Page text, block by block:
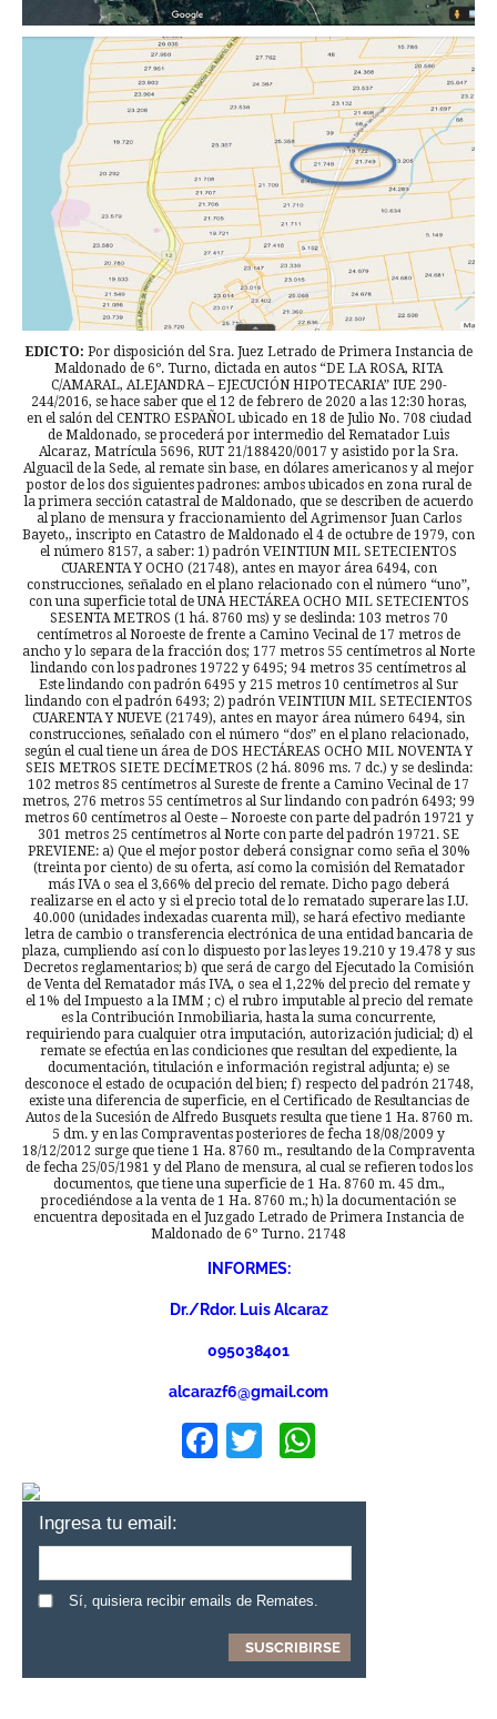
EDICTO: Por disposición del Sra. Juez Letrado de Primera Instancia de
Maldonado de 6º. Turno, dictada en autos “DE LA ROSA, RITA
C/AMARAL, ALEJANDRA – EJECUCIÓN HIPOTECARIA” IUE 290-
244/2016, se hace saber que el 12 de febrero de 2020 a las 12:30 horas,
en el salón del CENTRO ESPAÑOL ubicado en 18 de Julio No. 708 ciudad
de Maldonado, se procederá por intermedio del Rematador Luis
Alcaraz, Matrícula 5696, RUT 21/188420/0017 y asistido por la Sra.
Alguacil de la Sede, al remate sin base, en dólares americanos y al mejor
postor de los dos siguientes padrones: ambos ubicados en zona rural de
la primera sección catastral de Maldonado, que se describen de acuerdo
al plano de mensura y fraccionamiento del Agrimensor Juan Carlos
Bayeto,, inscripto en Catastro de Maldonado el 4 de octubre de 1979, con
el número 8157, a saber: 1) padrón VEINTIUN MIL SETECIENTOS
CUARENTA Y OCHO (21748), antes en mayor área 6494, con
construcciones, señalado en el plano relacionado con el número “uno”,
con una superficie total de UNA HECTÁREA OCHO MIL SETECIENTOS
SESENTA METROS (1 há. 8760 ms) y se deslinda: 103 metros 70
centímetros al Noroeste de frente a Camino Vecinal de 17 metros de
ancho y lo separa de la fracción dos; 177 metros 55 centímetros al Norte
lindando con los padrones 19722 y 6495; 94 metros 35 centímetros al
Este lindando con padrón 6495 y 215 metros 10 centímetros al Sur
lindando con el padrón 6493; 2) padrón VEINTIUN MIL SETECIENTOS
CUARENTA Y NUEVE (21749), antes en mayor área número 6494, sin
construcciones, señalado con el número “dos” en el plano relacionado,
según el cual tiene un área de DOS HECTÁREAS OCHO MIL NOVENTA Y
SEIS METROS SIETE DECÍMETROS (2 há. 8096 ms. 7 dc.) y se deslinda:
102 metros 85 centímetros al Sureste de frente a Camino Vecinal de 17
metros, 276 metros 55 centímetros al Sur lindando con padrón 6493; 99
metros 60 centímetros al Oeste – Noroeste con parte del padrón 19721 y
301 metros 25 centímetros al Norte con parte del padrón 19721. SE
PREVIENE: a) Que el mejor postor deberá consignar como seña el 30%
(treinta por ciento) de su oferta, así como la comisión del Rematador
más IVA o sea el 3,66% del precio del remate. Dicho pago deberá
realizarse en el acto y si el precio total de lo rematado superare las I.U.
40.000 (unidades indexadas cuarenta mil), se hará efectivo mediante
letra de cambio o transferencia electrónica de una entidad bancaria de
plaza, cumpliendo así con lo dispuesto por las leyes 19.210 y 19.478 y sus
Decretos reglamentarios; b) que será de cargo del Ejecutado la Comisión
de Venta del Rematador más IVA, o sea el 1,22% del precio del remate y
el 1% del Impuesto a la IMM ; c) el rubro imputable al precio del remate
es la Contribución Inmobiliaria, hasta la suma concurrente,
requiriendo para cualquier otra imputación, autorización judicial; d) el
remate se efectúa en las condiciones que resultan del expediente, la
documentación, titulación e información registral adjunta; e) se
desconoce el estado de ocupación del bien; f) respecto del padrón 21748,
existe una diferencia de superficie, en el Certificado de Resultancias de
Autos de la Sucesión de Alfredo Busquets resulta que tiene 1 Ha. 8760 m.
5 dm. y en las Compraventas posteriores de fecha 18/08/2009 y
18/12/2012 surge que tiene 1 Ha. 8760 m., resultando de la Compraventa
de fecha 25/05/1981 y del Plano de mensura, al cual se refieren todos los
documentos, que tiene una superficie de 1 Ha. 8760 m. 45 dm.,
procediéndose a la venta de 1 Ha. 8760 m.; h) la documentación se
encuentra depositada en el Juzgado Letrado de Primera Instancia de
Maldonado de 6º Turno. 21748
INFORMES:
Dr./Rdor. Luis Alcaraz
095038401
alcarazf6@gmail.com
Facebook
Twitter
Ingresa tu email:
Sí, quisiera recibir emails de Remates.